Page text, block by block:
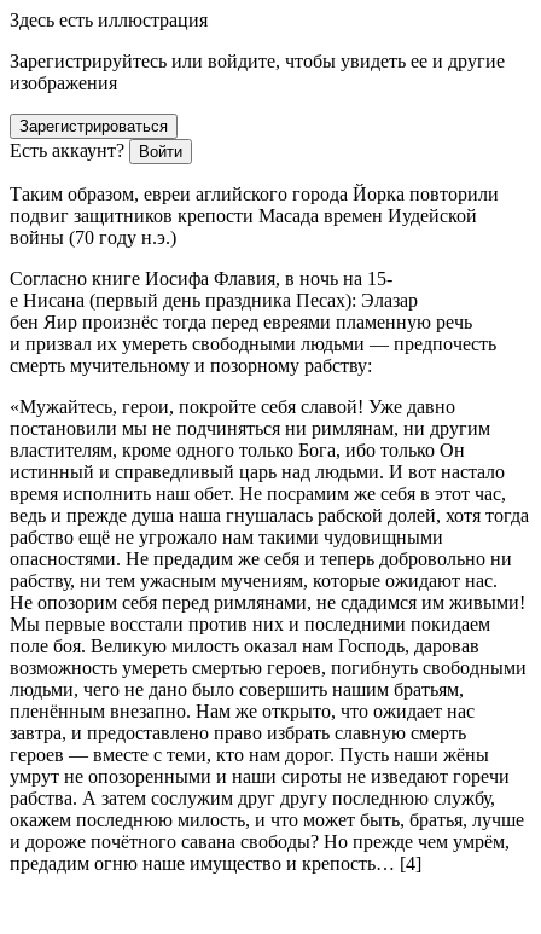
Здесь есть иллюстрация
Зарегистрируйтесь или войдите, чтобы увидеть ее и другие
изображения
Зарегистрироваться
Есть аккаунт? Войти
Таким образом, евреи аглийского города Йорка повторили
подвиг защитников крепости Масада времен Иудейской
войны (70 году н.э.)
Согласно книге Иосифа Флавия, в ночь на 15-
е Нисана (первый день праздника Песах): Элазар
бен Яир произнёс тогда перед евреями пламенную речь
и призвал их умереть свободными людьми — предпочесть
смерть мучительному и позорному рабству:
«Мужайтесь, герои, покройте себя славой! Уже давно
постановили мы не подчиняться ни римлянам, ни другим
властителям, кроме одного только Бога, ибо только Он
истинный и справедливый царь над людьми. И вот настало
время исполнить наш обет. Не посрамим же себя в этот час,
ведь и прежде душа наша гнушалась рабской долей, хотя тогда
рабство ещё не угрожало нам такими чудовищными
опасностями. Не предадим же себя и теперь добровольно ни
рабству, ни тем ужасным мучениям, которые ожидают нас.
Не опозорим себя перед римлянами, не сдадимся им живыми!
Мы первые восстали против них и последними покидаем
поле боя. Великую милость оказал нам Господь, даровав
возможность умереть смертью героев, погибнуть свободными
людьми, чего не дано было совершить нашим братьям,
пленённым внезапно. Нам же открыто, что ожидает нас
завтра, и предоставлено право избрать славную смерть
героев — вместе с теми, кто нам дорог. Пусть наши жёны
умрут не опозоренными и наши сироты не изведают горечи
рабства. А затем сослужим друг другу последнюю службу,
окажем последнюю милость, и что может быть, братья, лучше
и дороже почётного савана свободы? Но прежде чем умрём,
предадим огню наше имущество и крепость… [4]